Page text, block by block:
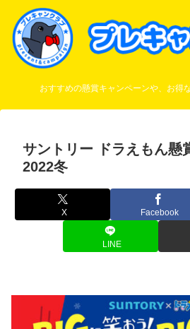
おすすめの懸賞キャンペーンや、お得
サントリー ドラえもん懸
2022冬
X Facebook
LINE